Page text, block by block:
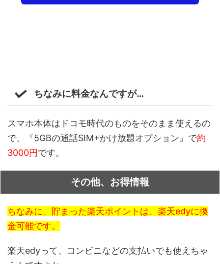
ちなみに料金なんですが…
スマホ本体はドコモ時代のものをそのまま使えるの
で、『5GBの通話SIM+かけ放題オプション』で約
3000円です。
その他、お得情報
ちなみに、貯まった楽天ポイントは、楽天edyに換
金可能です。
楽天edyって、コンビニなどの支払いでも使えちゃ